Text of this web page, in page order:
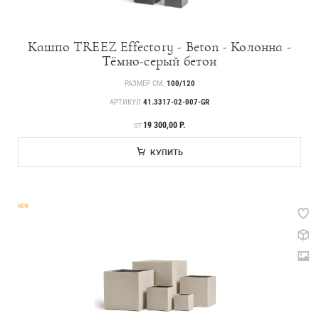
Кашпо TREEZ Effectory - Beton - Колонна -
Тёмно-серый бетон
РАЗМЕР СМ. 100/120
АРТИКУЛ 41.3317-02-007-GR
ЦЕНА
ОТ 19 300,00 Р.
КУПИТЬ
NEW